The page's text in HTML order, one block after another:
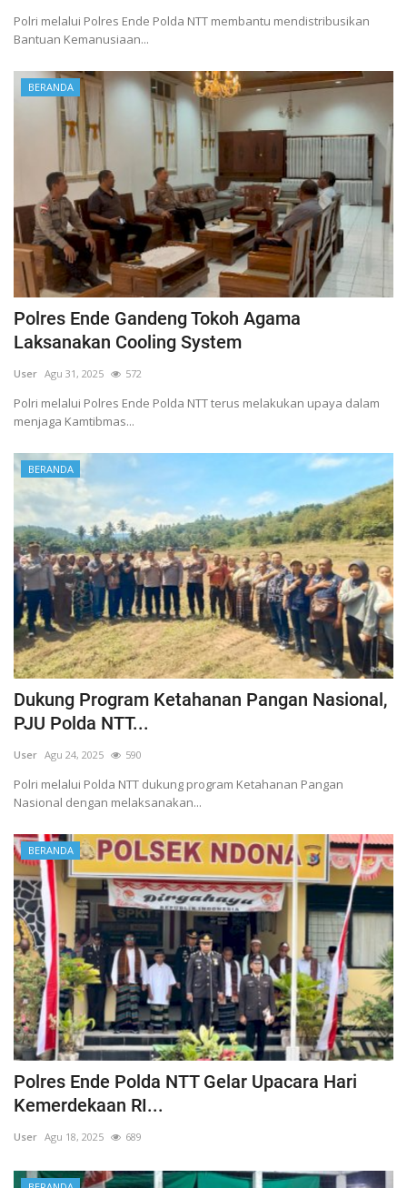
Polri melalui Polres Ende Polda NTT membantu mendistribusikan
Bantuan Kemanusiaan...
BERANDA
Polres Ende Gandeng Tokoh Agama
Laksanakan Cooling System
User Agu 31, 2025 572
Polri melalui Polres Ende Polda NTT terus melakukan upaya dalam
menjaga Kamtibmas...
BERANDA
Dukung Program Ketahanan Pangan Nasional,
PJU Polda NTT...
User Agu 24, 2025 590
Polri melalui Polda NTT dukung program Ketahanan Pangan
Nasional dengan melaksanakan...
BERANDA
Polres Ende Polda NTT Gelar Upacara Hari
Kemerdekaan RI...
User Agu 18, 2025 689